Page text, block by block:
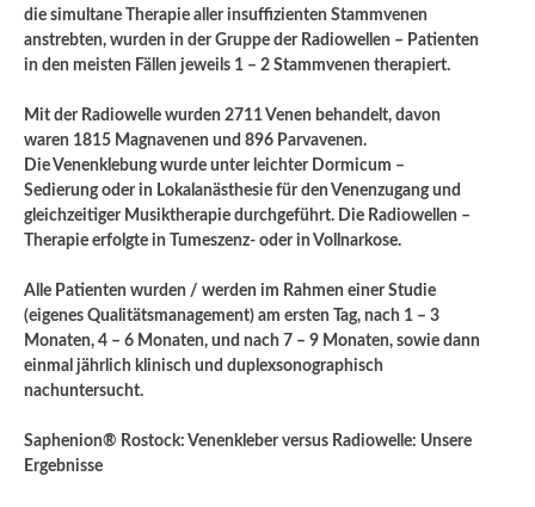
die simultane Therapie aller insuffizienten Stammvenen
anstrebten, wurden in der Gruppe der Radiowellen – Patienten
in den meisten Fällen jeweils 1 – 2 Stammvenen therapiert.
Mit der Radiowelle wurden 2711 Venen behandelt, davon
waren 1815 Magnavenen und 896 Parvavenen.
Die Venenklebung wurde unter leichter Dormicum –
Sedierung oder in Lokalanästhesie für den Venenzugang und
gleichzeitiger Musiktherapie durchgeführt. Die Radiowellen –
Therapie erfolgte in Tumeszenz- oder in Vollnarkose.
Alle Patienten wurden / werden im Rahmen einer Studie
(eigenes Qualitätsmanagement) am ersten Tag, nach 1 – 3
Monaten, 4 – 6 Monaten, und nach 7 – 9 Monaten, sowie dann
einmal jährlich klinisch und duplexsonographisch
nachuntersucht.
Saphenion® Rostock: Venenkleber versus Radiowelle: Unsere
Ergebnisse